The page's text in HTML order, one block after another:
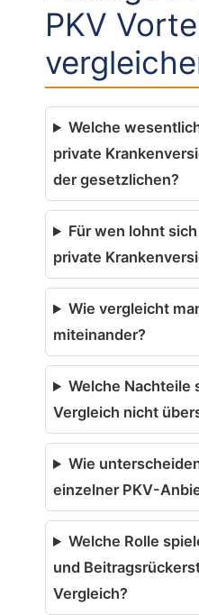
PKV
Welche
private
der gesetzlichen?
Für wen lohnt
private
Wie vergleicht
miteinander?
Welche Nachteile
Vergleich nicht
Wie
einzelner PKV-
Welche Rolle
und
Vergleich?